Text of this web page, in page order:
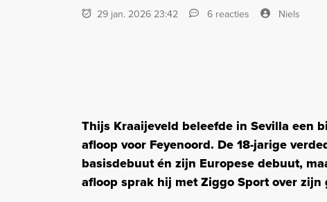
29 jan. 2026 23:42 6 reacties Niels
Thijs Kraaijeveld beleefde in Sevilla een
afloop voor Feyenoord. De 18-jarige
basisdebuut én zijn Europese debuut,
afloop sprak hij met Ziggo Sport over zijn